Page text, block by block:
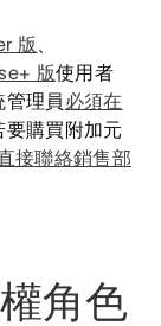
版
版使用者
理員 必須在
要購買附加元
接聯絡銷售部
角色